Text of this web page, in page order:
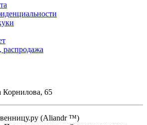
Корнилова, 65
(Aliandr ™)